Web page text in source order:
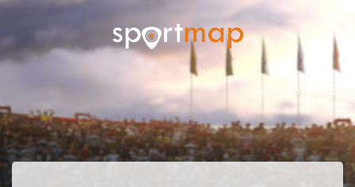
ADMINISTRACE